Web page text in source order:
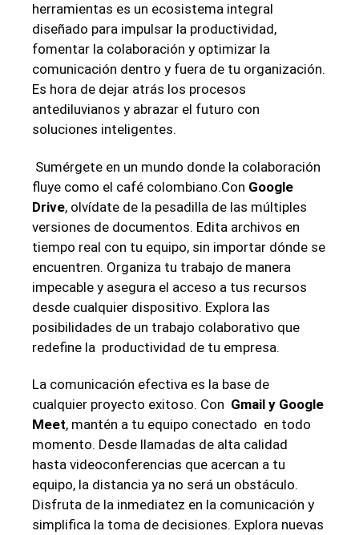
herramientas es⁤ un ecosistema⁣ integral
diseñado para⁣ impulsar la productividad,
‌fomentar‌ la colaboración y optimizar⁤ la
comunicación dentro y fuera de tu organización.
Es hora de dejar atrás los procesos⁤
antediluvianos y abrazar ‍el‍ futuro con
soluciones inteligentes.
⁢ Sumérgete ​en un mundo ⁤donde la ​colaboración
fluye ⁣como el café colombiano.Con Google
Drive, olvídate de la pesadilla de‌ las múltiples
versiones‍ de documentos. Edita archivos⁣ en
tiempo real con tu equipo, sin importar dónde se
⁤encuentren. Organiza tu trabajo de manera
impecable y asegura el⁢ acceso ​a tus recursos
⁢desde cualquier dispositivo. Explora las
posibilidades de un trabajo colaborativo que
‍redefine la ​ productividad de tu⁢ empresa.
La comunicación efectiva es‍ la base de
cualquier proyecto exitoso. Con ​ Gmail y Google
Meet, mantén a ‌tu equipo conectado ​ en todo
momento. Desde llamadas de alta‌ calidad ‌
hasta videoconferencias‌ que⁣ acercan a tu
equipo, la distancia ya no será un ⁢obstáculo.
Disfruta de la inmediatez en la comunicación y
simplifica la toma de decisiones. ​Explora nuevas⁤